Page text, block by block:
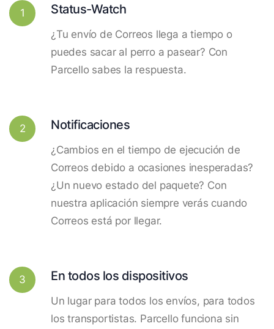
1 Status-Watch
¿Tu envío de Correos llega a tiempo o
puedes sacar al perro a pasear? Con
Parcello sabes la respuesta.
2 Notificaciones
¿Cambios en el tiempo de ejecución de
Correos debido a ocasiones inesperadas?
¿Un nuevo estado del paquete? Con
nuestra aplicación siempre verás cuando
Correos está por llegar.
3 En todos los dispositivos
Un lugar para todos los envíos, para todos
los transportistas. Parcello funciona sin